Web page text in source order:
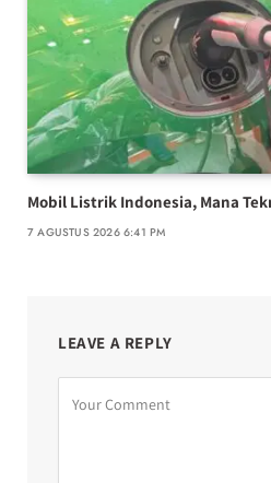
Mobil Listrik Indonesia, Mana
7 AGUSTUS 2026 6:41 PM
LEAVE A REPLY